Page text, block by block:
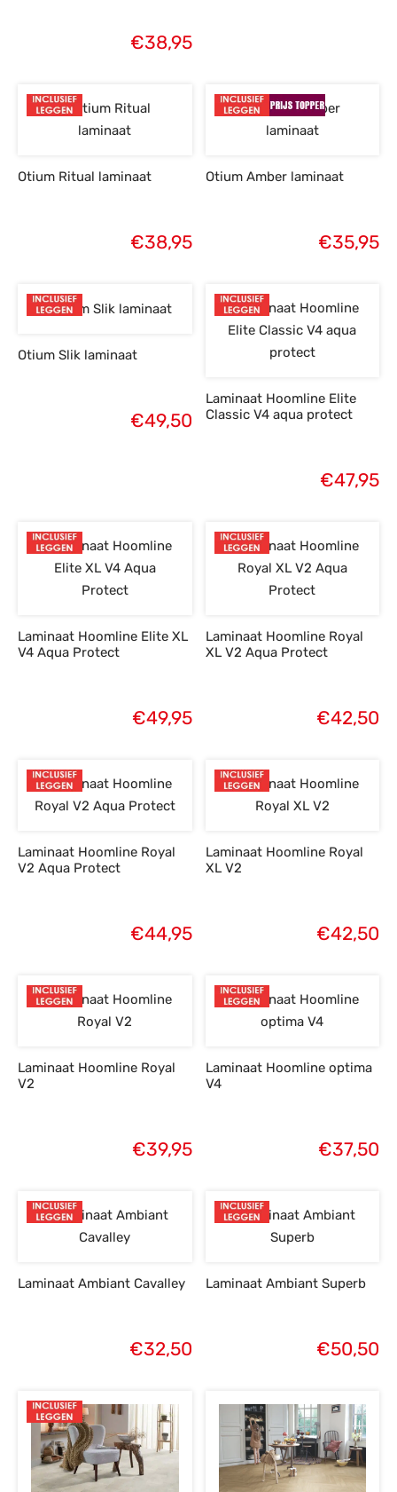
€38,95
Otium Ritual laminaat
€38,95
Otium Amber laminaat
€35,95
Otium Slik laminaat
€49,50
Laminaat Hoomline Elite
Classic V4 aqua protect
€47,95
Laminaat Hoomline Elite XL
V4 Aqua Protect
€49,95
Laminaat Hoomline Royal
XL V2 Aqua Protect
€42,50
Laminaat Hoomline Royal
V2 Aqua Protect
€44,95
Laminaat Hoomline Royal
XL V2
€42,50
Laminaat Hoomline Royal
V2
€39,95
Laminaat Hoomline optima
V4
€37,50
Laminaat Ambiant Cavalley
€32,50
Laminaat Ambiant Superb
€50,50